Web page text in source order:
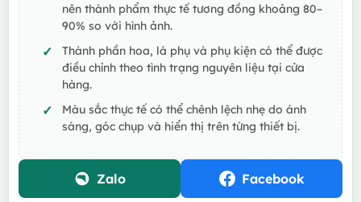
nên thành phẩm thực tế tương đồng khoảng 80–
90% so với hình ảnh.
Thành phần hoa, lá phụ và phụ kiện có thể được
điều chỉnh theo tình trạng nguyên liệu tại cửa
hàng.
Màu sắc thực tế có thể chênh lệch nhẹ do ánh
sáng, góc chụp và hiển thị trên từng thiết bị.
Zalo Facebook